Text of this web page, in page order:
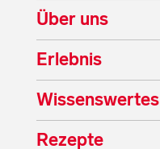
Über uns
Erlebnis
Wissenswertes
Rezepte